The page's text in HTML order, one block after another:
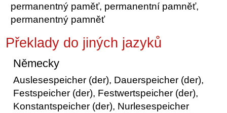
permanentný paměť, permanentní pamněť,
permanentný pamněť
Překlady do jiných jazyků
Německy
Auslesespeicher (der), Dauerspeicher (der),
Festspeicher (der), Festwertspeicher (der),
Konstantspeicher (der), Nurlesespeicher